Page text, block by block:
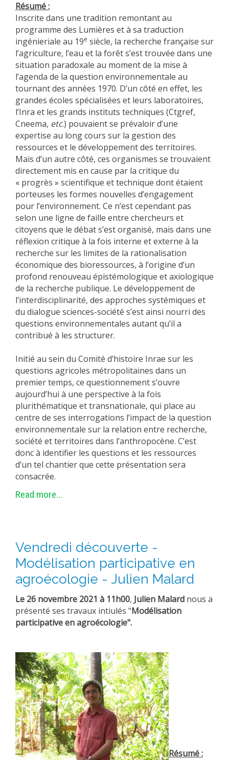
Résumé :
Inscrite dans une tradition remontant au
programme des Lumières et à sa traduction
ingénieriale au 19e siècle, la recherche française sur
l’agriculture, l’eau et la forêt s’est trouvée dans une
situation paradoxale au moment de la mise à
l’agenda de la question environnementale au
tournant des années 1970. D’un côté en effet, les
grandes écoles spécialisées et leurs laboratoires,
l’Inra et les grands instituts techniques (Ctgref,
Cneema, etc.) pouvaient se prévaloir d’une
expertise au long cours sur la gestion des
ressources et le développement des territoires.
Mais d’un autre côté, ces organismes se trouvaient
directement mis en cause par la critique du
« progrès » scientifique et technique dont étaient
porteuses les formes nouvelles d’engagement
pour l’environnement. Ce n’est cependant pas
selon une ligne de faille entre chercheurs et
citoyens que le débat s’est organisé, mais dans une
réflexion critique à la fois interne et externe à la
recherche sur les limites de la rationalisation
économique des bioressources, à l’origine d’un
profond renouveau épistémologique et axiologique
de la recherche publique. Le développement de
l’interdisciplinarité, des approches systémiques et
du dialogue sciences-société s’est ainsi nourri des
questions environnementales autant qu’il a
contribué à les structurer.
Initié au sein du Comité d’histoire Inrae sur les
questions agricoles métropolitaines dans un
premier temps, ce questionnement s’ouvre
aujourd’hui à une perspective à la fois
plurithématique et transnationale, qui place au
centre de ses interrogations l’impact de la question
environnementale sur la relation entre recherche,
société et territoires dans l’anthropocène. C’est
donc à identifier les questions et les ressources
d’un tel chantier que cette présentation sera
consacrée.
Read more...
Vendredi découverte -
Modélisation participative en
agroécologie - Julien Malard
Le 26 novembre 2021 à 11h00, Julien Malard nous a
présenté ses travaux intiulés "Modélisation
participative en agroécologie".
Résumé :